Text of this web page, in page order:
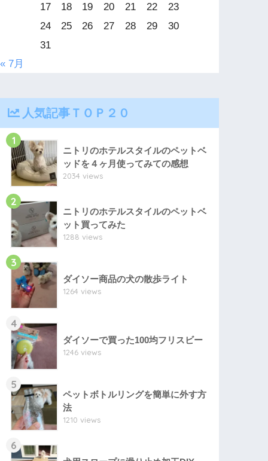
17
18 19 20 21 22
23
24
25 26 27 28 29
30
31
« 7月
人気記事ＴＯＰ２０
1
ニトリのホテルスタイルのペットベ
ッドを４ヶ月使ってみての感想
2034 views
2
ニトリのホテルスタイルのペットベ
ット買ってみた
1288 views
3
ダイソー商品の犬の散歩ライト
1264 views
4
ダイソーで買った100均フリスビー
1246 views
5
ペットボトルリングを簡単に外す方
法
1210 views
6